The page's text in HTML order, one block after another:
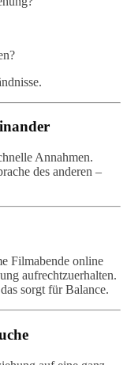
Annahmen.
des anderen –
Filmabende online
aufrechtzuerhalten.
sorgt für Balance.